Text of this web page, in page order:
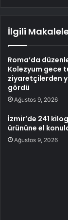
İlgili
Roma’da
Kolezyum gece
ziyaretçilerden
gördü
Ağustos 9, 2026
İzmir’de 241
ürününe el
Ağustos 9, 2026